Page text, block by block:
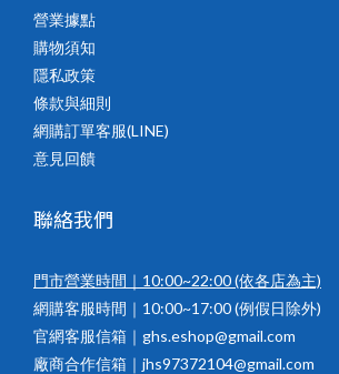
營業據點
購物須知
隱私政策
條款與細則
網購訂單客服(LINE)
意見回饋
聯絡我們
門市營業時間｜10:00~22:00(依各店為主)
網購客服時間｜10:00~17:00 (例假日除外)
官網客服信箱｜ghs.eshop@gmail.com
廠商合作信箱｜jhs97372104@gmail.com